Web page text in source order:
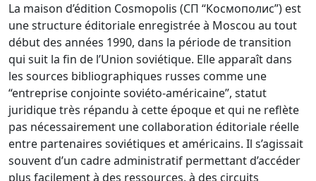
La maison d’édition Cosmopolis (СП “Космополис”) est
une structure éditoriale enregistrée à Moscou au tout
début des années 1990, dans la période de transition
qui suit la fin de l’Union soviétique. Elle apparaît dans
les sources bibliographiques russes comme une
“entreprise conjointe soviéto-américaine”, statut
juridique très répandu à cette époque et qui ne reflète
pas nécessairement une collaboration éditoriale réelle
entre partenaires soviétiques et américains. Il s’agissait
souvent d’un cadre administratif permettant d’accéder
plus facilement à des ressources, à des circuits